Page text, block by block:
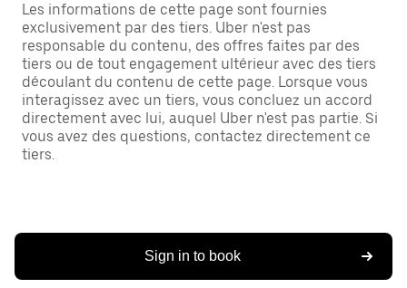
Les informations de cette page sont fournies
exclusivement par des tiers. Uber n'est pas
responsable du contenu, des offres faites par des
tiers ou de tout engagement ultérieur avec des tiers
découlant du contenu de cette page. Lorsque vous
interagissez avec un tiers, vous concluez un accord
directement avec lui, auquel Uber n'est pas partie. Si
vous avez des questions, contactez directement ce
tiers.
Sign in to book